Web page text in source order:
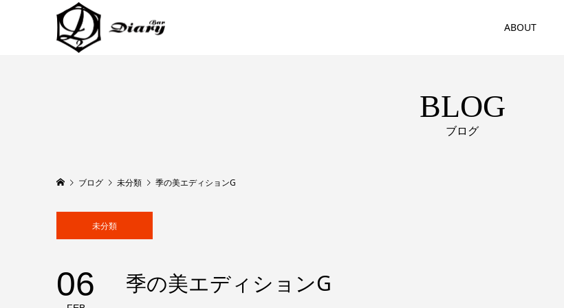
ABOUT
BLOG
ブログ
ブログ 未分類 季の美エディションG
未分類
06 季の美エディションG